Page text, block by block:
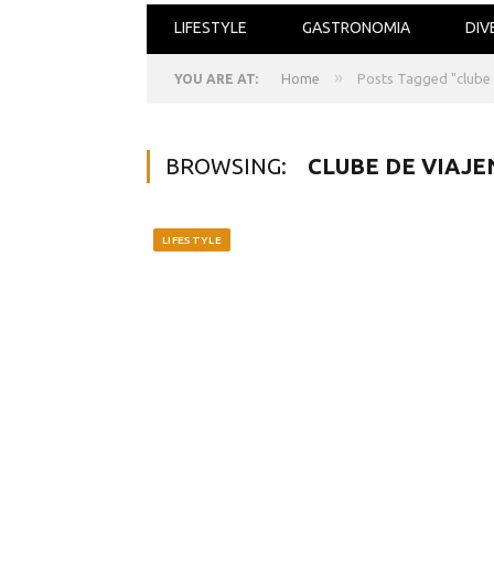
LIFESTYLE GASTRONOMIA
YOU ARE AT: Home » Posts Tagged "clube
BROWSING: CLUBE DE
LIFESTYLE